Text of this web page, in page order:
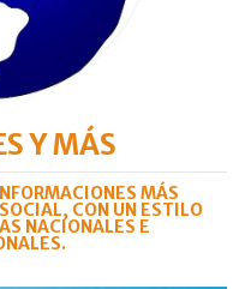
Y MÁS
MÁS
CON UN ESTILO
NACIONALES E